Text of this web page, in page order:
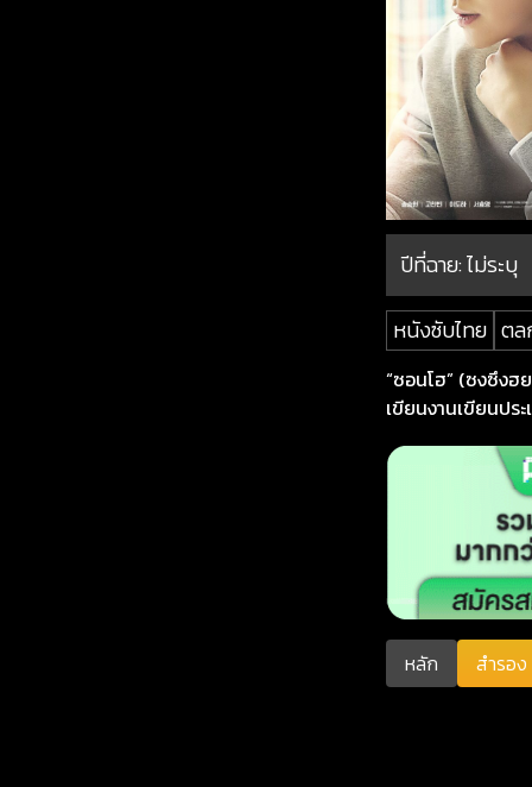
ปีที่ฉาย:ไม่ระบุ
หนังซับไทย ต
“ซอนโฮ” (ซงซึงฮ
เขียนงานเขียนปร
หลัก สำรอง